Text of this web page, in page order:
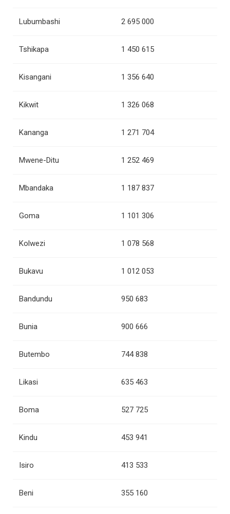
Lubumbashi 2 695 000
Tshikapa 1 450 615
Kisangani 1 356 640
Kikwit 1 326 068
Kananga 1 271 704
Mwene-Ditu 1 252 469
Mbandaka 1 187 837
Goma 1 101 306
Kolwezi 1 078 568
Bukavu 1 012 053
Bandundu 950 683
Bunia 900 666
Butembo 744 838
Likasi 635 463
Boma 527 725
Kindu 453 941
Isiro 413 533
Beni 355 160